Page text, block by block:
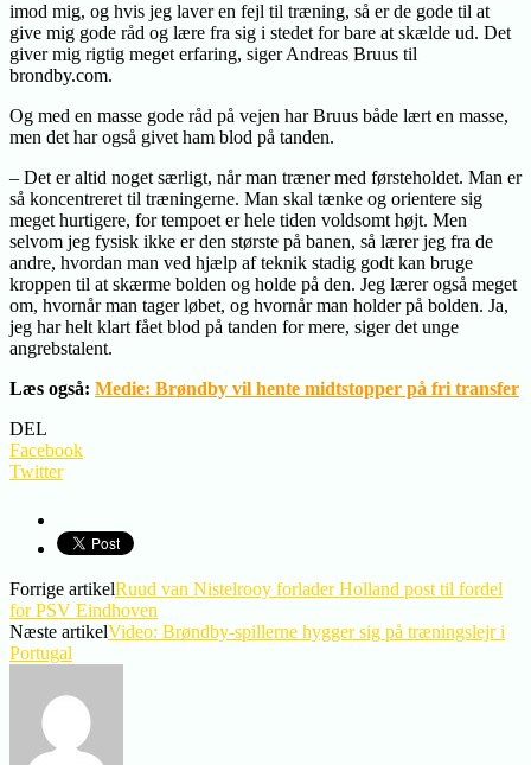
imod mig, og hvis jeg laver en fejl til træning, så er de gode til at
give mig gode råd og lære fra sig i stedet for bare at skælde ud. Det
giver mig rigtig meget erfaring, siger Andreas Bruus til
brondby.com.
Og med en masse gode råd på vejen har Bruus både lært en masse,
men det har også givet ham blod på tanden.
– Det er altid noget særligt, når man træner med førsteholdet. Man er
så koncentreret til træningerne. Man skal tænke og orientere sig
meget hurtigere, for tempoet er hele tiden voldsomt højt. Men
selvom jeg fysisk ikke er den største på banen, så lærer jeg fra de
andre, hvordan man ved hjælp af teknik stadig godt kan bruge
kroppen til at skærme bolden og holde på den. Jeg lærer også meget
om, hvornår man tager løbet, og hvornår man holder på bolden. Ja,
jeg har helt klart fået blod på tanden for mere, siger det unge
angrebstalent.
Læs også: Medie: Brøndby vil hente midtstopper på fri transfer
DEL
Facebook
Twitter
Forrige artikelRuud van Nistelrooy forlader Holland post til fordel
for PSV Eindhoven
Næste artikelVideo: Brøndby-spillerne hygger sig på træningslejr i
Portugal